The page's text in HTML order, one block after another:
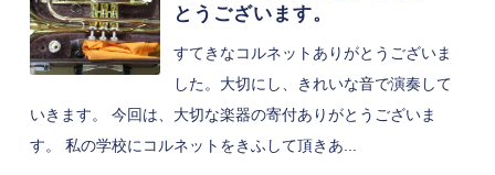
とうございます。
すてきなコルネットありがとうございま
した。大切にし、きれいな音で演奏して
いきます。 今回は、大切な楽器の寄付ありがとうございま
す。 私の学校にコルネットをきふして頂きあ...